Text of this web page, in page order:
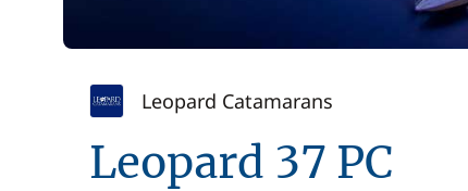
Leopard Catamarans
Leopard 37 PC